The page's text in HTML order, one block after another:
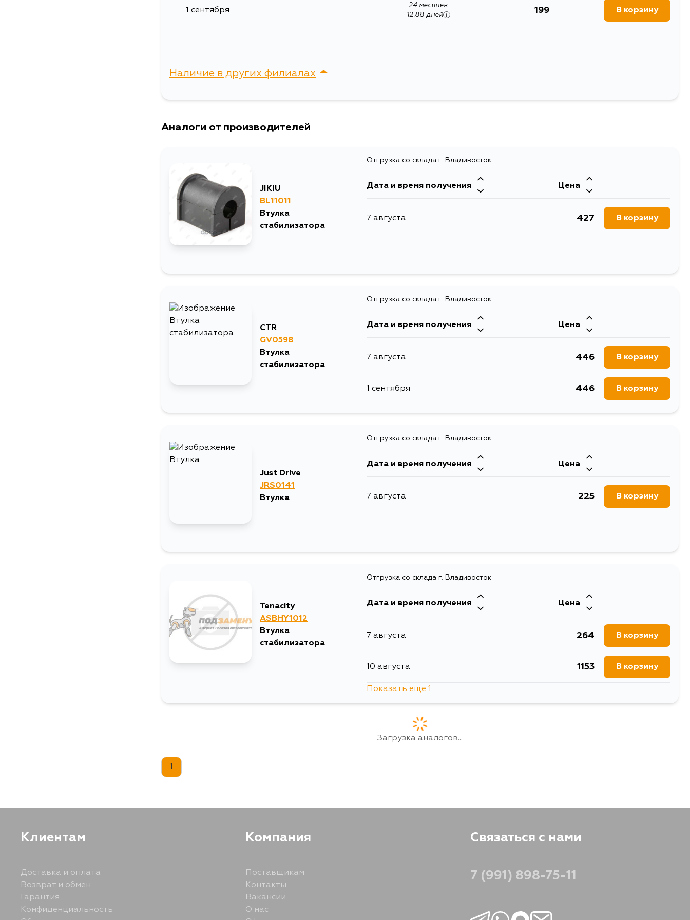
1 сентября
24 месяцев
12.88 дней
i
199 В корзину
Наличие в других филиалах
Аналоги от производителей
JIKIU
BL11011
Втулка
стабилизатора
Отгрузка со склада г. Владивосток
Дата и время получения Цена
7 августа 427 В корзину
CTR
GV0598
Втулка
стабилизатора
Отгрузка со склада г. Владивосток
Дата и время получения Цена
7 августа 446 В корзину
1 сентября 446 В корзину
Just Drive
JRS0141
Втулка
Отгрузка со склада г. Владивосток
Дата и время получения Цена
7 августа 225 В корзину
Tenacity
ASBHY1012
Втулка
стабилизатора
Отгрузка со склада г. Владивосток
Дата и время получения Цена
7 августа 264 В корзину
10 августа 1153 В корзину
Показать еще 1
Загрузка аналогов...
1
Клиентам
Доставка и оплата
Возврат и обмен
Гарантия
Конфиденциальность
Компания
Поставщикам
Контакты
Вакансии
О нас
Связаться с нами
7 (991) 898-75-11